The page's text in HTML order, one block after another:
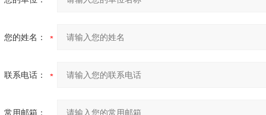
您的姓名：
联系电话：
常用邮箱：